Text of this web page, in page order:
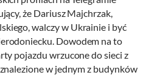
że Dariusz Majchrzak,
walczy w Ukrainie i być
Dowodem na to
pojazdu wrzucone do sieci z
w jednym z budynków